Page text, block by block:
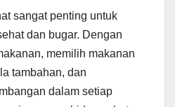
sangat penting untuk
dan bugar. Dengan
memilih makanan
tambahan, dan
dalam setiap